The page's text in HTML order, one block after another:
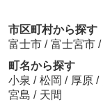
市区町村から探す
富士市 / 富士宮市 /
町名から探す
小泉 / 松岡 / 厚原 /
宮島 / 天間